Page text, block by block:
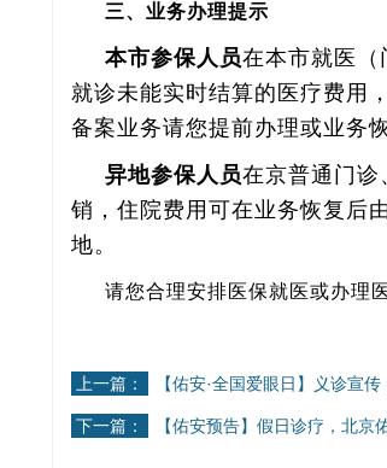
三、业务办理提示
本市参保人员在本市就医（
就诊未能实时结算的医疗费用
备案业务请您提前办理或业务
异地参保人员在京普通门诊
销，住院费用可在业务恢复后
地。
请您合理安排医保就医或办理
上一篇： 【佑安·全国爱眼日】义诊宣
下一篇： 【佑安预告】假日诊疗，北